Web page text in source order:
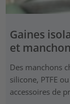
Gaines
et
Des manchons
silicone, PTFE
accessoires de